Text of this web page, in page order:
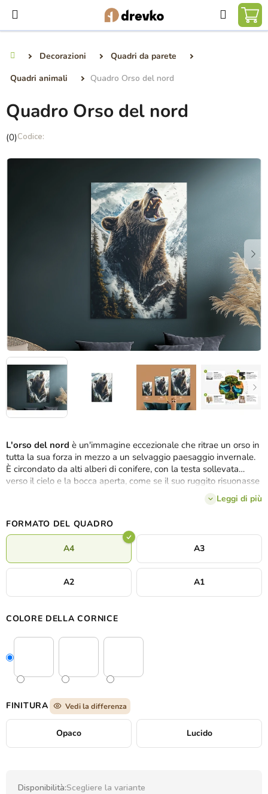
contenuto
Ricerca
Decorazioni
Quadri da parete
Quadri animali
Quadro Orso del nord
L'orso del nord è un'immagine eccezionale che ritrae un orso in
tutta la sua forza in mezzo a un selvaggio paesaggio invernale.
È circondato da alti alberi di conifere, con la testa sollevata
verso il cielo e la bocca aperta, come se il suo ruggito risuonasse
attraverso le montagne. Sullo sfondo si stagliano maestose cime
innevate e il cielo drammatico con le nuvole sottolinea
la forza, il rispetto e la natura selvaggia allo stato puro.
Leggi di più
FORMATO DEL QUADRO
A4 A3
A2 A1
COLORE DELLA CORNICE
FINITURA Vedi la differenza
Opaco Lucido
Disponibilità:Scegliere la variante
Quadro Orso del nord
La
media
(0)